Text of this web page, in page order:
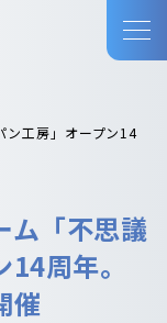
ン工房」オープン14
ム「不思議
周年。
催